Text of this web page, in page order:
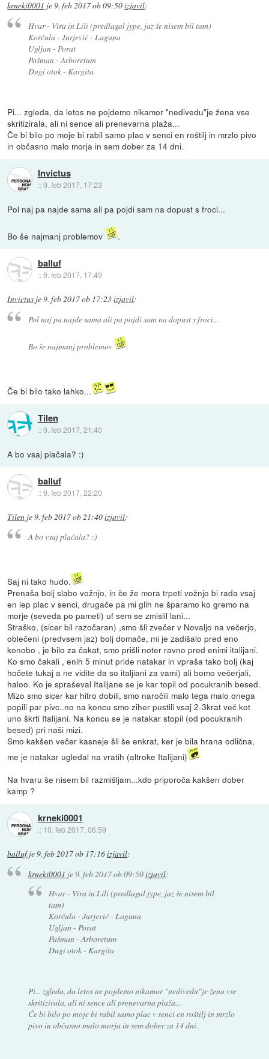
krneki0001 je9. feb 2017 ob 09:50izjavil:
Hvar - Vira in Lili (predlagal jype, jaz še nisem bil tam)
Korčula - Jurjević - Laguna
Ugljan - Porat
Pašman - Arboretum
Dugi otok - Kargita
Pi... zgleda, da letos ne pojdemo nikamor "nedivedu"je žena vse
skritizirala, ali ni sence ali prenevarna plaža...
Če bi bilo po moje bi rabil samo plac v senci en roštilj in mrzlo pivo
in občasno malo morja in sem dober za 14 dni.
Invictus
::9. feb 2017, 17:23
Pol naj pa najde sama ali pa pojdi sam na dopust s froci...
Bo še najmanj problemov .
balluf
::9. feb 2017, 17:49
Invictus je9. feb 2017 ob 17:23izjavil:
Pol naj pa najde sama ali pa pojdi sam na dopust s froci...
Bo še najmanj problemov .
Če bi bilo tako lahko...
Tilen
::9. feb 2017, 21:40
A bo vsaj plačala? :)
balluf
::9. feb 2017, 22:20
Tilen je9. feb 2017 ob 21:40izjavil:
A bo vsaj plačala? :)
Saj ni tako hudo.
Prenaša bolj slabo vožnjo, in če že mora trpeti vožnjo bi rada vsaj
en lep plac v senci, drugače pa mi glih ne šparamo ko gremo na
morje (seveda po pameti) uf sem se zmislil lani...
Straško, (sicer bil razočaran) ,smo šli zvečer v Novaljo na večerjo,
oblečeni (predvsem jaz) bolj domače, mi je zadišalo pred eno
konobo , je bilo za čakat, smo prišli noter ravno pred enimi italijani.
Ko smo čakali , enih 5 minut pride natakar in vpraša tako bolj (kaj
hočete tukaj a ne vidite da so italjiani za vami) ali bomo večerjali,
haloo. Ko je spraševal Italijane se je kar topil od pocukranih besed.
Mizo smo sicer kar hitro dobili, smo naročili malo tega malo onega
popili par pivc..no na koncu smo ziher pustili vsaj 2-3krat več kot
uno škrti Italijani. Na koncu se je natakar stopil (od pocukranih
besed) pri naši mizi.
Smo kakšen večer kasneje šli še enkrat, ker je bila hrana odlična,
me je natakar ugledal na vratih (altroke Italijani)
Na hvaru še nisem bil razmišljam...kdo priporoča kakšen dober
kamp ?
krneki0001
:: 10. feb 2017, 06:59
ballufje9. feb 2017 ob 17:16izjavil:
krneki0001 je 9. feb 2017 ob 09:50izjavil:
Hvar - Vira in Lili (predlagal jype, jaz še nisem bil
tam)
Korčula - Jurjević - Laguna
Ugljan - Porat
Pašman - Arboretum
Dugi otok - Kargita
Pi... zgleda, da letos ne pojdemo nikamor "nedivedu"je žena vse
skritizirala, ali ni sence ali prenevarna plaža...
Če bi bilo po moje bi rabil samo plac v senci en roštilj in mrzlo
pivo in občasno malo morja in sem dober za 14 dni.